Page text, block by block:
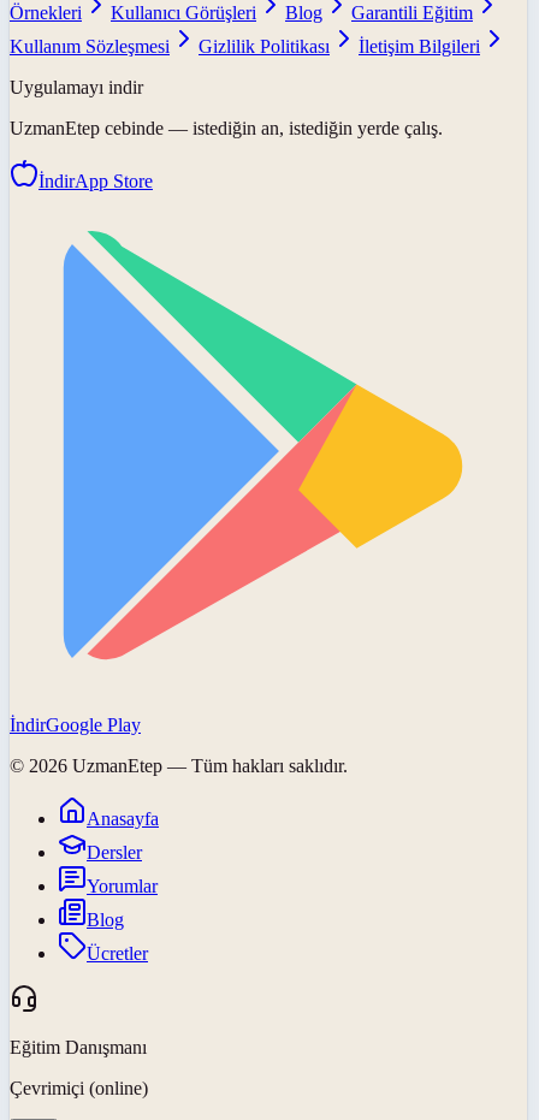
Örnekleri
Kullanıcı Görüşleri Blog
Garantili Eğitim
Kullanım Sözleşmesi
Gizlilik Politikası
İletişim Bilgileri
Uygulamayı indir
UzmanEtep cebinde — istediğin an, istediğin yerde çalış.
İndirApp Store
İndirGoogle Play
© 2026 UzmanEtep — Tüm hakları saklıdır.
Anasayfa
Dersler
Yorumlar
Blog
Ücretler
Eğitim Danışmanı
Çevrimiçi (online)